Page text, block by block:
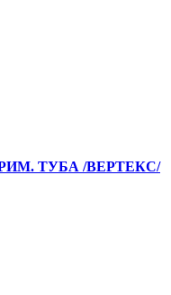
ТУБА /ВЕРТЕКС/